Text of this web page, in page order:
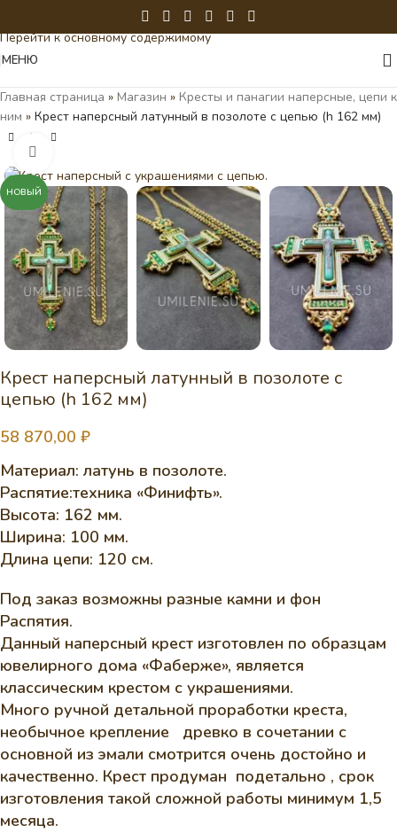
Перейти к основному содержимому
МЕНЮ
Главная страница » Магазин » Кресты и панагии наперсные, цепи к
ним » Крест наперсный латунный в позолоте с цепью (h 162 мм)
НОВЫЙ
Крест наперсный латунный в позолоте с
цепью (h 162 мм)
58 870,00 ₽
Материал: латунь в позолоте.
Распятие:техника «Финифть».
Высота: 162 мм.
Ширина: 100 мм.
Длина цепи: 120 см.
Под заказ возможны разные камни и фон
Распятия.
Данный наперсный крест изготовлен по образцам
ювелирного дома «Фаберже», является
классическим крестом с украшениями.
Много ручной детальной проработки креста,
необычное крепление древко в сочетании с
основной из эмали смотрится очень достойно и
качественно. Крест продуман подетально , срок
изготовления такой сложной работы минимум 1,5
месяца.